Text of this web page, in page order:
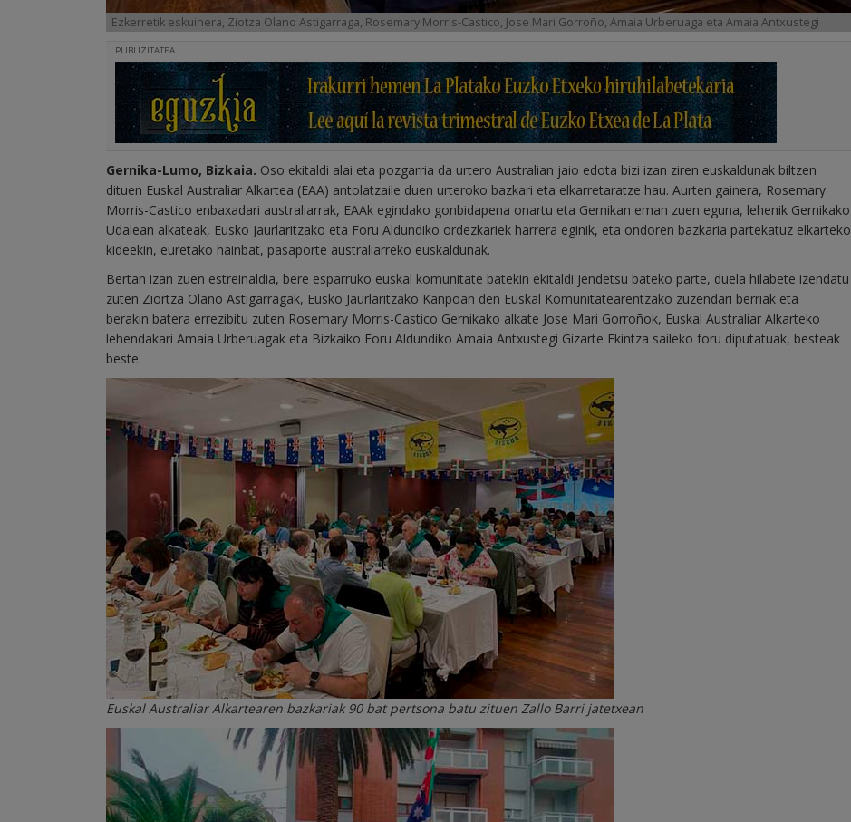
Ezkerretik eskuinera, Ziotza Olano Astigarraga, Rosemary Morris-Castico, Jose Mari Gorroño, Amaia Urberuaga eta Amaia Antxustegi
PUBLIZITATEA
Gernika-Lumo, Bizkaia. Oso ekitaldi alai eta pozgarria da urtero Australian jaio edota bizi izan ziren euskaldunak biltzen
dituen Euskal Australiar Alkartea (EAA) antolatzaile duen urteroko bazkari eta elkarretaratze hau. Aurten gainera, Rosemary
Morris-Castico enbaxadari australiarrak, EAAk egindako gonbidapena onartu eta Gernikan eman zuen eguna, lehenik Gernikako
Udalean alkateak, Eusko Jaurlaritzako eta Foru Aldundiko ordezkariek harrera eginik, eta ondoren bazkaria partekatuz elkarteko
kideekin, euretako hainbat, pasaporte australiarreko euskaldunak.
Bertan izan zuen estreinaldia, bere esparruko euskal komunitate batekin ekitaldi jendetsu bateko parte, duela hilabete izendatu
zuten Ziortza Olano Astigarragak, Eusko Jaurlaritzako Kanpoan den Euskal Komunitatearentzako zuzendari berriak eta
berakin batera errezibitu zuten Rosemary Morris-Castico Gernikako alkate Jose Mari Gorroñok, Euskal Australiar Alkarteko
lehendakari Amaia Urberuagak eta Bizkaiko Foru Aldundiko Amaia Antxustegi Gizarte Ekintza saileko foru diputatuak, besteak
beste.
Euskal Australiar Alkartearen bazkariak 90 bat pertsona batu zituen Zallo Barri jatetxean